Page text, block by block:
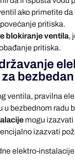
ako primetite da
pritiska.
blokiranje ventila,
pritiska.
bezbedan
ventila, pravilna
u bezbednom radu
mogu izazvati
izazvati
elektro-